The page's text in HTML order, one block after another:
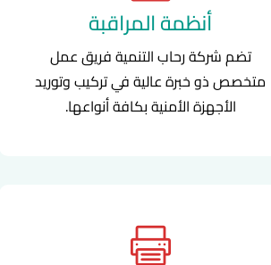
أنظمة المراقبة
تضم شركة رحاب التنمية فريق عمل
متخصص ذو خبرة عالية في تركيب وتوريد
الأجهزة الأمنية بكافة أنواعها.